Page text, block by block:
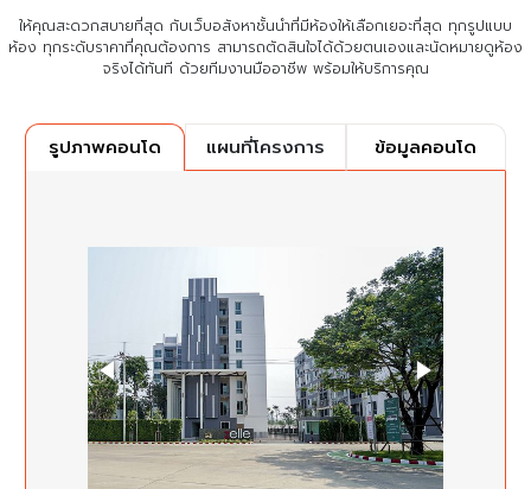
ให้คุณสะดวกสบายที่สุด กับเว็บอสังหาชั้นนำที่มีห้องให้เลือกเยอะที่สุด ทุกรูปแบบ
ห้อง ทุกระดับราคาที่คุณต้องการ สามารถตัดสินใจได้ด้วยตนเองและนัดหมายดูห้อง
จริงได้ทันที ด้วยทีมงานมืออาชีพ พร้อมให้บริการคุณ
รูปภาพคอนโด แผนที่โครงการ ข้อมูลคอนโด